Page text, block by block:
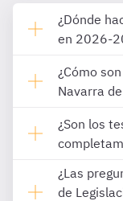
¿Dónde
en 2026-
¿Cómo
Navarra
¿Son los
¿Las
de